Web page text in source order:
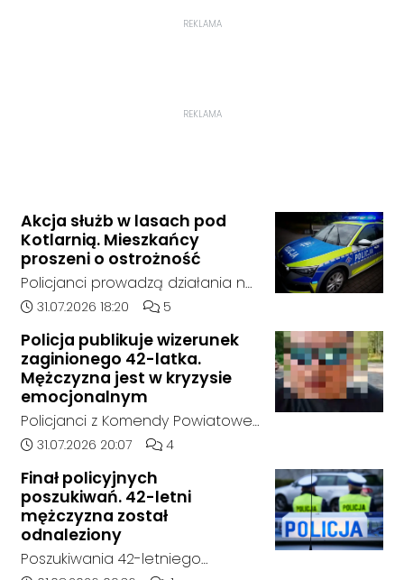
REKLAMA
REKLAMA
Akcja służb w lasach pod
Kotlarnią. Mieszkańcy
proszeni o ostrożność
Policjanci prowadzą działania na
terenie kompleksów leśnych w
nam się ustalić, funkcjonariusze
poszukują mężczyzny, który może
posiadać niebezpieczne
narzędzie, nieoficjalnie broń i
stanowić zagrożenie dla osób
postronnych.
Data dodania artykułu:
31.07.2026 18:20 Liczba komentarzy artykułu:
5
Policja publikuje wizerunek
zaginionego 42-latka.
Mężczyzna jest w kryzysie
emocjonalnym
Policjanci z Komendy Powiatowej
Policji w Kędzierzynie-Koźlu
który jest w kryzysie
emocjonalnym i może chcieć
targnąć się na swoje życie.
Ostatni raz był widziany 31 lipca
2026 w godzinach
Data dodania artykułu:
31.07.2026 20:07 Liczba komentarzy artykułu:
4
Finał policyjnych
poszukiwań. 42-letni
mężczyzna został
odnaleziony
Poszukiwania 42-letniego